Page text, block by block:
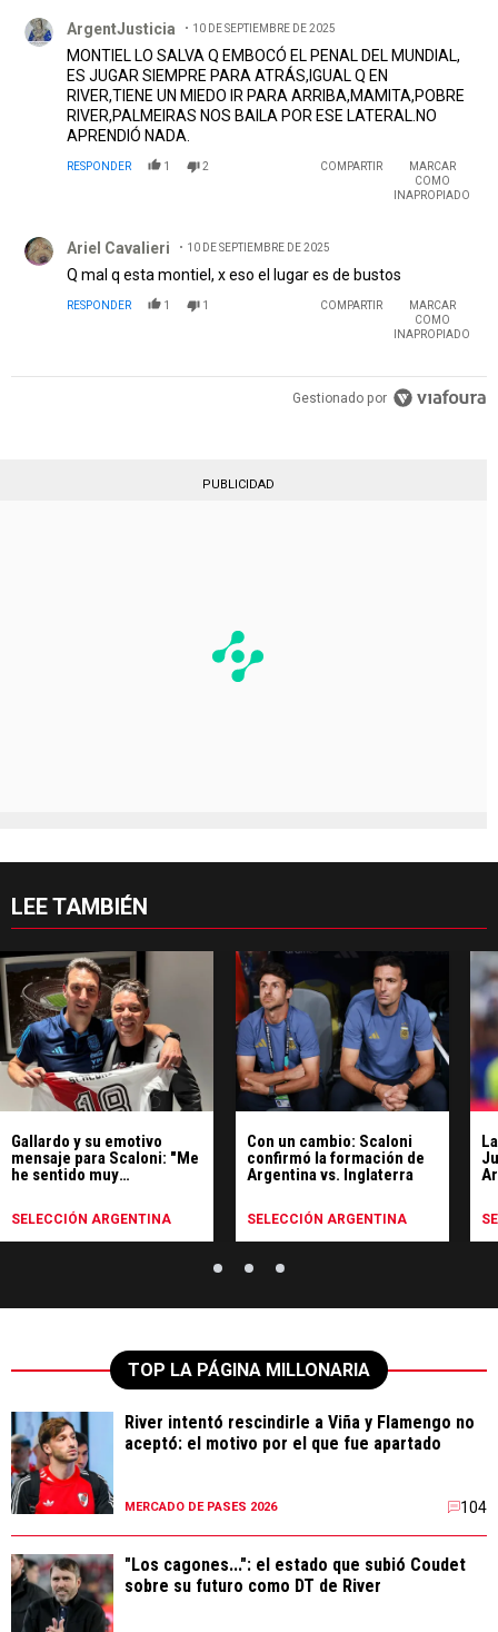
ArgentJusticia 10 DE SEPTIEMBRE DE 2025
MONTIEL LO SALVA Q EMBOCÓ EL PENAL DEL MUNDIAL,
ES JUGAR SIEMPRE PARA ATRÁS,IGUAL Q EN
RIVER,TIENE UN MIEDO IR PARA ARRIBA,MAMITA,POBRE
RIVER,PALMEIRAS NOS BAILA POR ESE LATERAL.NO
APRENDIÓ NADA.
RESPONDER 1 2 COMPARTIR
MARCAR
COMO
INAPROPIADO
Ariel Cavalieri 10 DE SEPTIEMBRE DE 2025
Q mal q esta montiel, x eso el lugar es de bustos
RESPONDER 1 1 COMPARTIR
MARCAR
COMO
INAPROPIADO
Gestionado por
PUBLICIDAD
LEE TAMBIÉN
Gallardo y su emotivo
mensaje para Scaloni: "Me
he sentido muy
SELECCIÓN ARGENTINA
Con un cambio: Scaloni
confirmó la formación de
Argentina vs. Inglaterra
SELECCIÓN ARGENTINA
TOP LA PÁGINA MILLONARIA
River intentó rescindirle a Viña y Flamengo no
aceptó: el motivo por el que fue apartado
MERCADO DE PASES 2026 104
"Los cagones...": el estado que subió Coudet
sobre su futuro como DT de River